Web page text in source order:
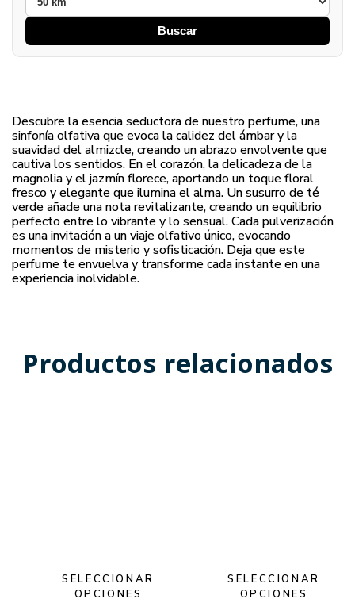
Buscar
Descubre la esencia seductora de nuestro perfume, una
sinfonía olfativa que evoca la calidez del ámbar y la
suavidad del almizcle, creando un abrazo envolvente que
cautiva los sentidos. En el corazón, la delicadeza de la
magnolia y el jazmín florece, aportando un toque floral
fresco y elegante que ilumina el alma. Un susurro de té
verde añade una nota revitalizante, creando un equilibrio
perfecto entre lo vibrante y lo sensual. Cada pulverización
es una invitación a un viaje olfativo único, evocando
momentos de misterio y sofisticación. Deja que este
perfume te envuelva y transforme cada instante en una
experiencia inolvidable.
Productos relacionados
SELECCIONAR
OPCIONES
SELECCIONAR
OPCIONES